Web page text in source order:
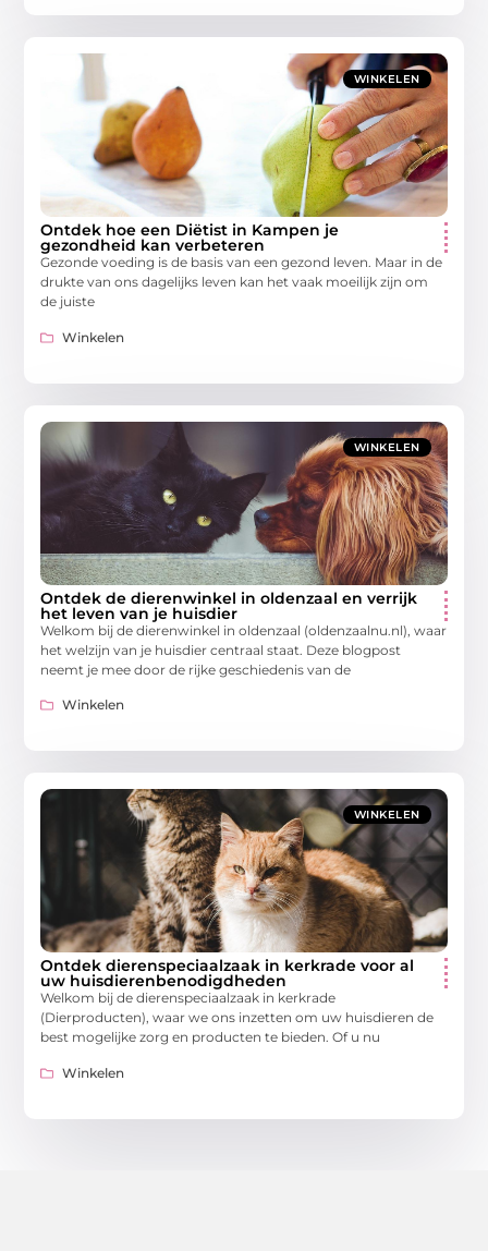
WINKELEN
Ontdek hoe een Diëtist in Kampen je
gezondheid kan verbeteren
Gezonde voeding is de basis van een gezond leven. Maar in de
drukte van ons dagelijks leven kan het vaak moeilijk zijn om
de juiste
Winkelen
WINKELEN
Ontdek de dierenwinkel in oldenzaal en verrijk
het leven van je huisdier
Welkom bij de dierenwinkel in oldenzaal (oldenzaalnu.nl), waar
het welzijn van je huisdier centraal staat. Deze blogpost
neemt je mee door de rijke geschiedenis van de
Winkelen
WINKELEN
Ontdek dierenspeciaalzaak in kerkrade voor al
uw huisdierenbenodigdheden
Welkom bij de dierenspeciaalzaak in kerkrade
(Dierproducten), waar we ons inzetten om uw huisdieren de
best mogelijke zorg en producten te bieden. Of u nu
Winkelen